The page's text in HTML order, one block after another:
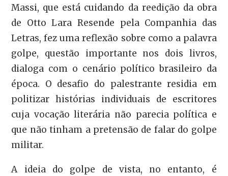
Massi, que está cuidando da reedição da obra
de Otto Lara Resende pela Companhia das
Letras, fez uma reflexão sobre como a palavra
golpe, questão importante nos dois livros,
dialoga com o cenário político brasileiro da
época. O desafio do palestrante residia em
politizar histórias individuais de escritores
cuja vocação literária não parecia política e
que não tinham a pretensão de falar do golpe
militar.
A ideia do golpe de vista, no entanto, é